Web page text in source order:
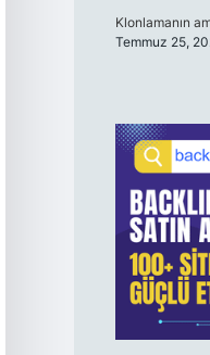
Klonlamanın
Temmuz 25,